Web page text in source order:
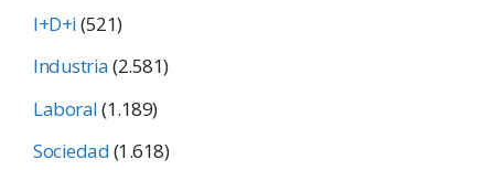
I+D+i(521)
Industria(2.581)
Laboral(1.189)
Sociedad(1.618)